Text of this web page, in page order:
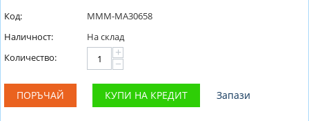
Код:
MMM-MA30658
Наличност:
На склад
Количество:
+
−
ПОРЪЧАЙ КУПИ НА КРЕДИТ Запази